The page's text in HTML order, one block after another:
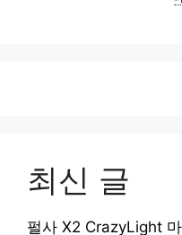
최신 글
펄사 X2 CrazyLight